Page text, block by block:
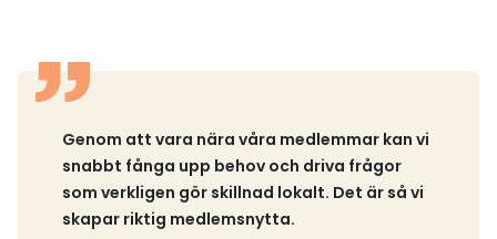
Genom att vara nära våra medlemmar kan vi
snabbt fånga upp behov och driva frågor
som verkligen gör skillnad lokalt. Det är så vi
skapar riktig medlemsnytta.